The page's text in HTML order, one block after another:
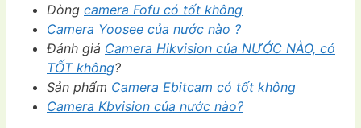
Dòng camera Fofu có tốt không
Camera Yoosee của nước nào ?
Đánh giá Camera Hikvision của NƯỚC NÀO, có
TỐT không?
Sản phẩm Camera Ebitcam có tốt không
Camera Kbvision của nước nào?